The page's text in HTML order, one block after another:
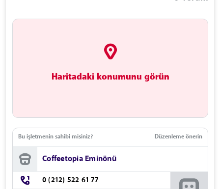
Haritadaki konumunu görün
Bu işletmenin sahibi misiniz? Düzenleme önerin
Coffeetopia Eminönü
0 (212) 522 61 77